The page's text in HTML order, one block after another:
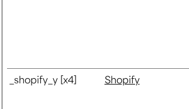
_shopify_y [x4] Shopify